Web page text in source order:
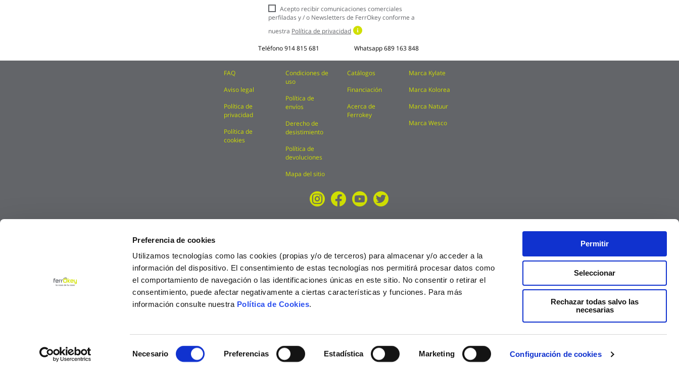
Preferencia de cookies
Utilizamos tecnologías como las cookies (propias y/o de terceros) para almacenar y/o acceder a la
información del dispositivo. El consentimiento de estas tecnologías nos permitirá procesar datos como
el comportamiento de navegación o las identificaciones únicas en este sitio. No consentir o retirar el
consentimiento, puede afectar negativamente a ciertas características y funciones. Para más
información consulte nuestra Política de Cookies.
Necesario Preferencias Estadística Marketing Configuración de cookies
Permitir
Seleccionar
Rechazar todas salvo las
necesarias
boletín
noticias:
Acepto recibir comunicaciones comerciales
perfiladas y / o Newsletters de FerrOkey conforme a
nuestra Política de privacidad
Teléfono914 815 681 Whatsapp689 163 848
FAQ
Aviso legal
Política de
privacidad
Política de
cookies
Condiciones de
uso
Política de
envíos
Derecho de
desistimiento
Política de
devoluciones
Mapa del sitio
Catálogos
Financiación
Acerca de
Ferrokey
Marca Kylate
Marca Kolorea
Marca Natuur
Marca Wesco
© Ferrokey todos los derechos reservados 2025 Precios válidos solo en la web, no en tienda